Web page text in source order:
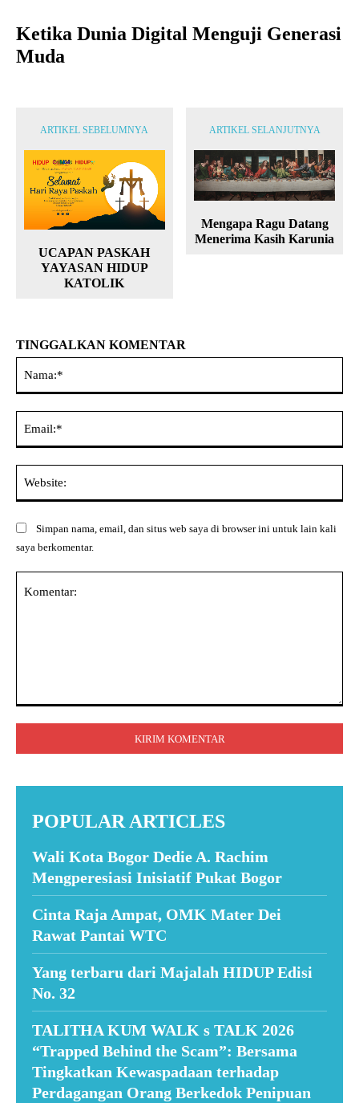
Ketika Dunia Digital Menguji Generasi
Muda
ARTIKEL SEBELUMNYA
UCAPAN PASKAH
YAYASAN HIDUP
KATOLIK
ARTIKEL SELANJUTNYA
Mengapa Ragu Datang
Menerima Kasih Karunia
TINGGALKAN KOMENTAR
Simpan nama, email, dan situs web saya di browser ini untuk lain kali
saya berkomentar.
POPULAR ARTICLES
Wali Kota Bogor Dedie A. Rachim
Mengperesiasi Inisiatif Pukat Bogor
Cinta Raja Ampat, OMK Mater Dei
Rawat Pantai WTC
Yang terbaru dari Majalah HIDUP Edisi
No. 32
TALITHA KUM WALK s TALK 2026
“Trapped Behind the Scam”: Bersama
Tingkatkan Kewaspadaan terhadap
Perdagangan Orang Berkedok Penipuan